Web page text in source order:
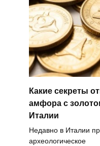
Какие секреты
амфора с
Италии
Недавно в Италии
археологическое